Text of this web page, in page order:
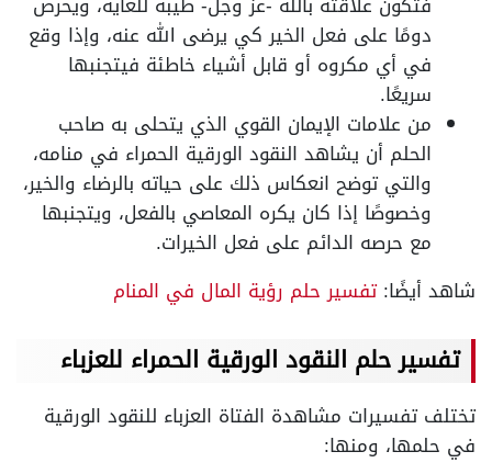
دومًا على فعل الخير كي يرضى الله عنه، وإذا وقع
في أي مكروه أو قابل أشياء خاطئة فيتجنبها
سريعًا.
من علامات الإيمان القوي الذي يتحلى به صاحب
الحلم أن يشاهد النقود الورقية الحمراء في منامه،
والتي توضح انعكاس ذلك على حياته بالرضاء والخير،
وخصوصًا إذا كان يكره المعاصي بالفعل، ويتجنبها
مع حرصه الدائم على فعل الخيرات.
شاهد أيضًا:تفسير حلم رؤية المال في المنام
تفسير حلم النقود الورقية الحمراء للعزباء
تختلف تفسيرات مشاهدة الفتاة العزباء للنقود الورقية
في حلمها، ومنها: